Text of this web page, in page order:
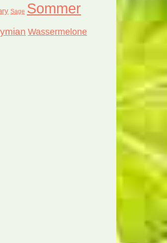
Sage Sommer
Wassermelone